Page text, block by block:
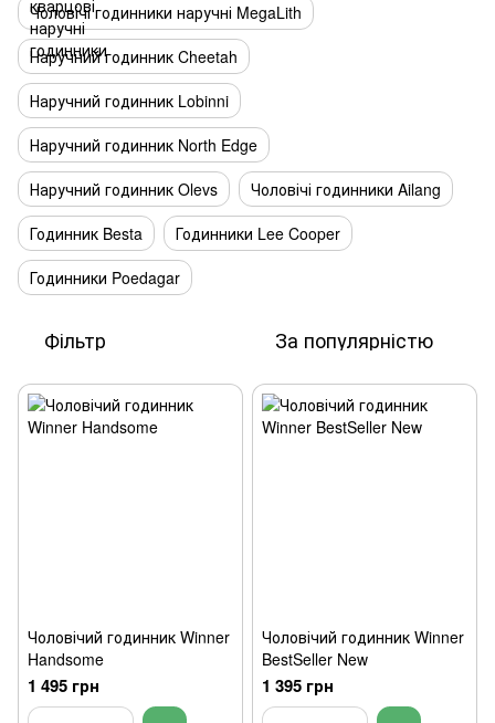
Чоловічі годинники наручні MegaLith
Наручний годинник Cheetah
Наручний годинник Lobinni
Наручний годинник North Edge
Наручний годинник Olevs
Чоловічі годинники Ailang
Годинник Besta
Годинники Lee Cooper
Годинники Poedagar
Фільтр За популярністю
Чоловічий годинник Winner
Handsome
1 495 грн
Чоловічий годинник Winner
BestSeller New
1 395 грн